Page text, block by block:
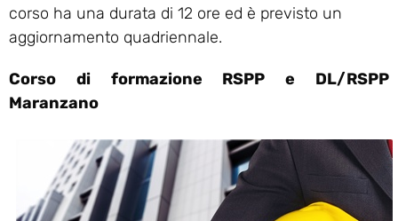
corso ha una durata di 12 ore ed è previsto un
aggiornamento quadriennale.
Corso di formazione RSPP e DL/RSPP
Maranzano